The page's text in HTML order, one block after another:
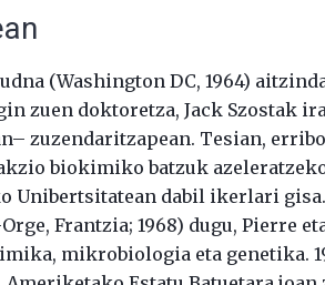
(Washington DC, 1964)
zuen doktoretza, Jack Szostak
zuzendaritzapean. Tesian,
biokimiko batzuk
Unibertsitatean dabil ikerlari
Frantzia; 1968) dugu, Pierre
mikrobiologia eta genetika.